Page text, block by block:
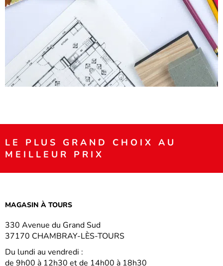
LE PLUS GRAND CHOIX AU
MEILLEUR PRIX
MAGASIN À TOURS
330 Avenue du Grand Sud
37170 CHAMBRAY-LÈS-TOURS
Du lundi au vendredi :
de 9h00 à 12h30 et de 14h00 à 18h30